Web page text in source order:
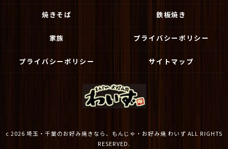
焼きそば 鉄板焼き
家族 プライバシーポリシー
プライバシーポリシー サイトマップ
c 2026 埼玉・千葉のお好み焼きなら、もんじゃ・お好み焼 わいず ALL RIGHTS
RESERVED.